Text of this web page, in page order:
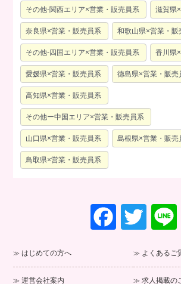
その他-関西エリア×営業・販売員系 滋賀県
奈良県×営業・販売員系 和歌山県×営業・販
その他-四国エリア×営業・販売員系 香川県
愛媛県×営業・販売員系 徳島県×営業・販売
高知県×営業・販売員系
その他ー中国エリア×営業・販売員系
山口県×営業・販売員系 島根県×営業・販売
鳥取県×営業・販売員系
F
a
e
T
wi
tt
er
はじめての方へ よくあるご
運営会社案内 求人掲載の